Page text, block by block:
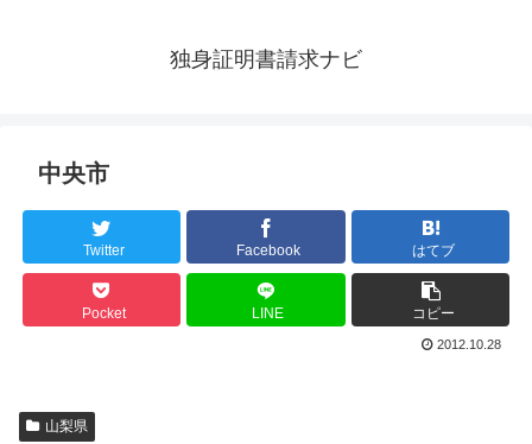
独身証明書請求ナビ
中央市
Twitter Facebook はてブ
Pocket LINE コピー
2012.10.28
山梨県